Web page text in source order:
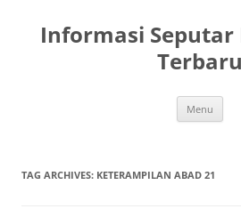
content
Informasi Seputar
Terbaru
Menu
TAG ARCHIVES: KETERAMPILAN ABAD 21